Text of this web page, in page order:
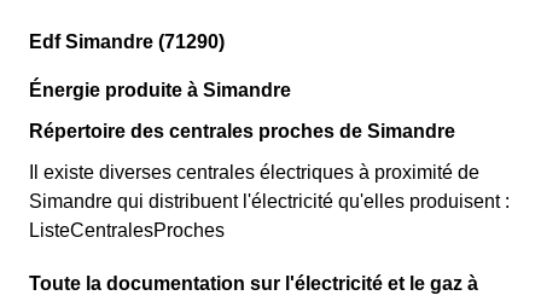
Edf Simandre (71290)
Énergie produite à Simandre
Répertoire des centrales proches de Simandre
Il existe diverses centrales électriques à proximité de
Simandre qui distribuent l'électricité qu'elles produisent :
ListeCentralesProches
Toute la documentation sur l'électricité et le gaz à